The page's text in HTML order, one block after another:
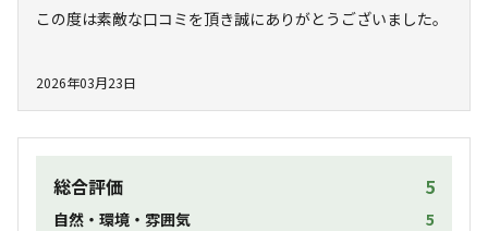
この度は素敵な口コミを頂き誠にありがとうございました。
2026年03月23日
総合評価 5
自然・環境・雰囲気
5